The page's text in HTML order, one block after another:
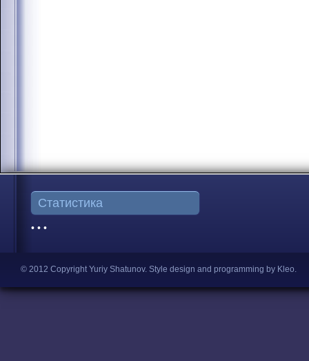
Статистика
• • •
© 2012 Copyright Yuriy Shatunov. Style design and programming by Kleo.